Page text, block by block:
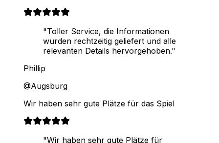
"Toller Service, die Informationen
wurden rechtzeitig geliefert und alle
relevanten Details hervorgehoben."
Phillip
@Augsburg
Wir haben sehr gute Plätze für das Spiel
"Wir haben sehr gute Plätze für